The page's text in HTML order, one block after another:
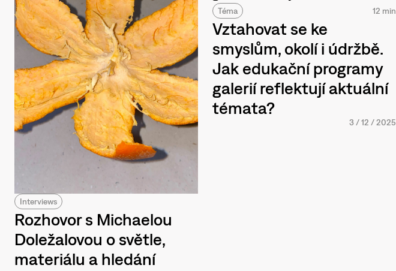
Interviews
Rozhovor s Michaelou
Doležalovou o světle,
materiálu a hledání
Téma 12 min
Vztahovat se ke
smyslům, okolí i údržbě.
Jak edukační programy
galerií reflektují aktuální
témata?
3 /12 /2025